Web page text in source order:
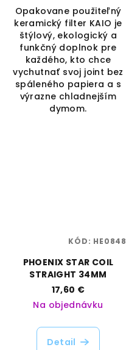
Opakovane použiteľný
keramický filter KAIO je
štýlový, ekologický a
funkčný doplnok pre
každého, kto chce
vychutnať svoj joint bez
spáleného papiera a s
výrazne chladnejším
dymom.
PHOENIX STAR COIL
STRAIGHT 34MM
17,60 €
Na objednávku
Detail
KÓD: HE0848